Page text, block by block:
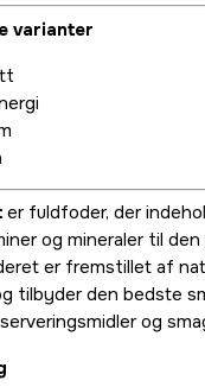
varianter
er fuldfoder, der
og mineraler til
er fremstillet af
tilbyder den bedste
og